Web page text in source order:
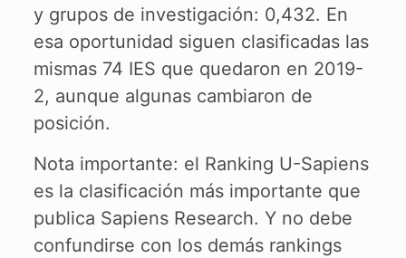
y grupos de investigación: 0,432. En
esa oportunidad siguen clasificadas las
mismas 74 IES que quedaron en 2019-
2, aunque algunas cambiaron de
posición.
Nota importante: el Ranking U-Sapiens
es la clasificación más importante que
publica Sapiens Research. Y no debe
confundirse con los demás rankings